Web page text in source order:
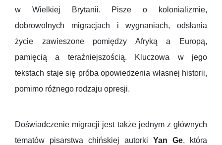
w Wielkiej Brytanii. Pisze o kolonializmie,
dobrowolnych migracjach i wygnaniach, odsłania
życie zawieszone pomiędzy Afryką a Europą,
pamięcią a teraźniejszością. Kluczowa w jego
tekstach staje się próba opowiedzenia własnej historii,
pomimo różnego rodzaju opresji.
Doświadczenie migracji jest także jednym z głównych
tematów pisarstwa chińskiej autorki Yan Ge, która